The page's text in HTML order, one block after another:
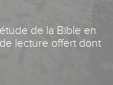
de la Bible en
lecture offert dont